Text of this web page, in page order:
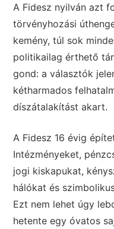
A Fidesz nyilván azt
törvényhozási
kemény, túl sok
politikailag érthető
gond: a választók
kétharmados
díszátalakítást akart.
A Fidesz 16 évig
Intézményeket,
jogi kiskapukat,
hálókat és
Ezt nem lehet úgy
hetente egy óvatos